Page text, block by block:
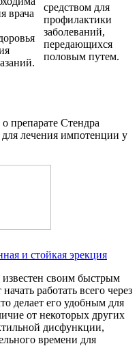
врача
средством для
профилактики
заболеваний,
передающихся
половым путем.
препарате Стендра
лечения импотенции у
и стойкая эрекция
известен своим быстрым
работать всего через
делает его удобным для
от некоторых других
дисфункции,
времени для